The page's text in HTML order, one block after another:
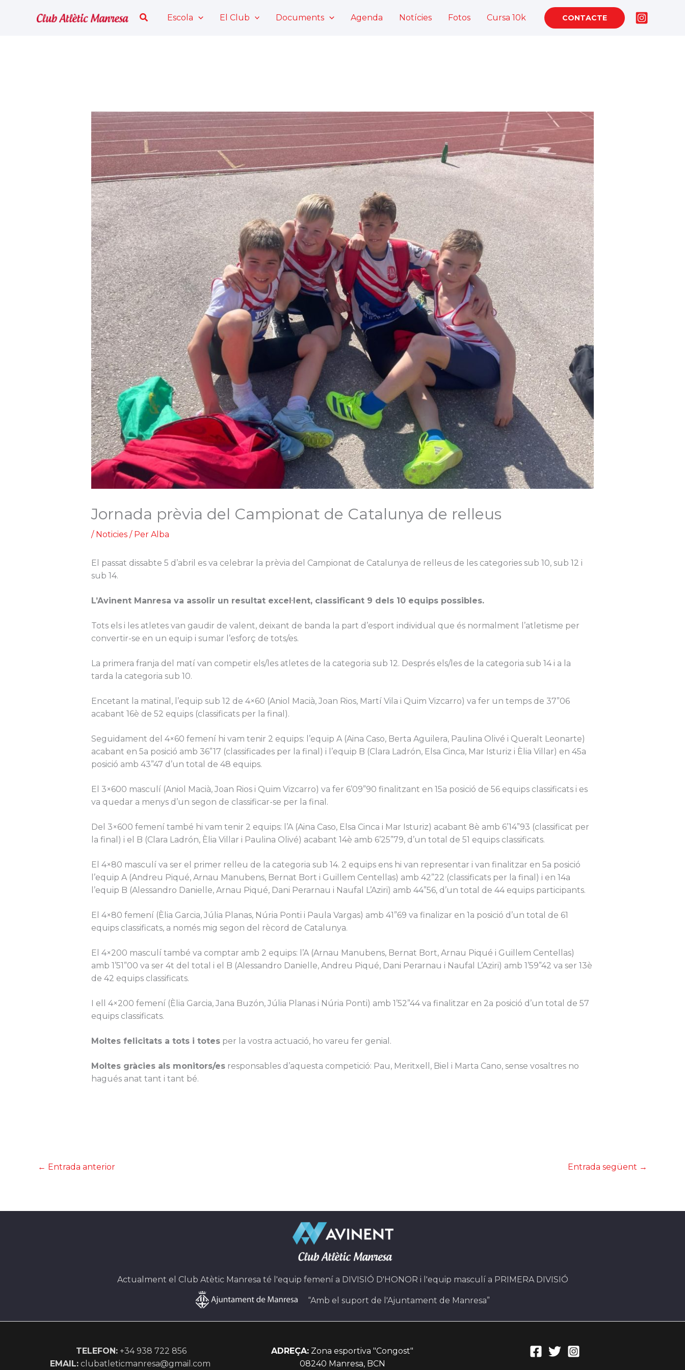
Cerca Escola El Club Documents Agenda Notícies Fotos Cursa 10k CONTACTE
Jornada prèvia del Campionat de Catalunya de relleus
/ Noticies/ Per Alba
El passat dissabte 5 d’abril es va celebrar la prèvia del Campionat de Catalunya de relleus de les categories sub 10, sub 12 i
sub 14.
L’Avinent Manresa va assolir un resultat excel·lent, classificant 9 dels 10 equips possibles.
Tots els i les atletes van gaudir de valent, deixant de banda la part d’esport individual que és normalment l’atletisme per
convertir-se en un equip i sumar l’esforç de tots/es.
La primera franja del matí van competir els/les atletes de la categoria sub 12. Després els/les de la categoria sub 14 i a la
tarda la categoria sub 10.
Encetant la matinal, l’equip sub 12 de 4×60 (Aniol Macià, Joan Rios, Martí Vila i Quim Vizcarro) va fer un temps de 37”06
acabant 16è de 52 equips (classificats per la final).
Seguidament del 4×60 femení hi vam tenir 2 equips: l’equip A (Aina Caso, Berta Aguilera, Paulina Olivé i Queralt Leonarte)
acabant en 5a posició amb 36”17 (classificades per la final) i l’equip B (Clara Ladrón, Elsa Cinca, Mar Isturiz i Èlia Villar) en 45a
posició amb 43”47 d’un total de 48 equips.
El 3×600 masculí (Aniol Macià, Joan Rios i Quim Vizcarro) va fer 6’09”90 finalitzant en 15a posició de 56 equips classificats i es
va quedar a menys d’un segon de classificar-se per la final.
Del 3×600 femení també hi vam tenir 2 equips: l’A (Aina Caso, Elsa Cinca i Mar Isturiz) acabant 8è amb 6’14”93 (classificat per
la final) i el B (Clara Ladrón, Èlia Villar i Paulina Olivé) acabant 14è amb 6’25”79, d’un total de 51 equips classificats.
El 4×80 masculí va ser el primer relleu de la categoria sub 14. 2 equips ens hi van representar i van finalitzar en 5a posició
l’equip A (Andreu Piqué, Arnau Manubens, Bernat Bort i Guillem Centellas) amb 42”22 (classificats per la final) i en 14a
l’equip B (Alessandro Danielle, Arnau Piqué, Dani Perarnau i Naufal L’Aziri) amb 44”56, d’un total de 44 equips participants.
El 4×80 femení (Èlia Garcia, Júlia Planas, Núria Ponti i Paula Vargas) amb 41”69 va finalizar en 1a posició d’un total de 61
equips classificats, a només mig segon del rècord de Catalunya.
El 4×200 masculí també va comptar amb 2 equips: l’A (Arnau Manubens, Bernat Bort, Arnau Piqué i Guillem Centellas)
amb 1’51”00 va ser 4t del total i el B (Alessandro Danielle, Andreu Piqué, Dani Perarnau i Naufal L’Aziri) amb 1’59”42 va ser 13è
de 42 equips classificats.
I ell 4×200 femení (Èlia Garcia, Jana Buzón, Júlia Planas i Núria Ponti) amb 1’52”44 va finalitzar en 2a posició d’un total de 57
equips classificats.
Moltes felicitats a tots i totesper la vostra actuació, ho vareu fer genial.
Moltes gràcies als monitors/esresponsables d’aquesta competició: Pau, Meritxell, Biel i Marta Cano, sense vosaltres no
hagués anat tant i tant bé.
← Entrada anterior Entrada següent →
Actualment el Club Atètic Manresa té l'equip femení a DIVISIÓ D'HONOR i l'equip masculí a PRIMERA DIVISIÓ
“Amb el suport de l'Ajuntament de Manresa”
TELEFON: +34 938 722 856
EMAIL:clubatleticmanresa@gmail.com
ADREÇA: Zona esportiva "Congost"
08240 Manresa, BCN